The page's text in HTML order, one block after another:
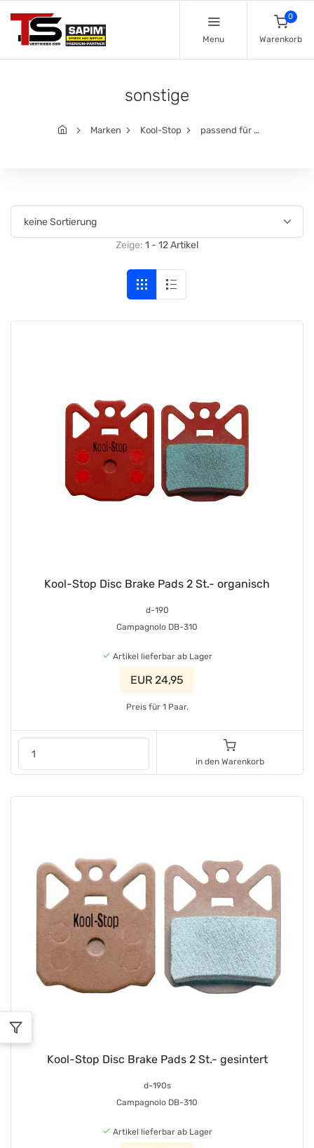
Menu
0
Warenkorb
sonstige
Marken Kool-Stop passend für …
Zeige: 1 - 12 Artikel
Kool-Stop Disc Brake Pads 2 St.- organisch
d-190
Campagnolo DB-310
Artikel lieferbar ab Lager
EUR 24,95
Preis für 1 Paar.
in den Warenkorb
Kool-Stop Disc Brake Pads 2 St.- gesintert
d-190s
Campagnolo DB-310
Artikel lieferbar ab Lager